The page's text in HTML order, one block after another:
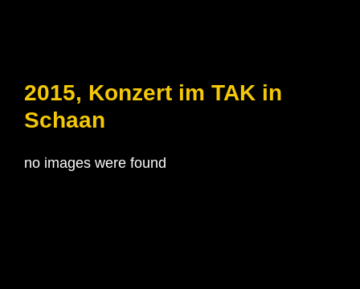
2015, Konzert im TAK in
Schaan
no images were found